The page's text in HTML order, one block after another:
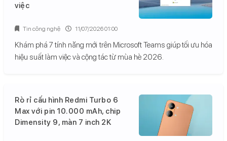
việc
Khám phá 7 tính năng mới trên Microsoft Teams giúp tối ưu hóa
hiệu suất làm việc và cộng tác từ mùa hè 2026.
Tin công nghệ 11/07/2026 01:00
Rò rỉ cấu hình Redmi Turbo 6
Max với pin 10.000 mAh, chip
Dimensity 9, màn 7 inch 2K